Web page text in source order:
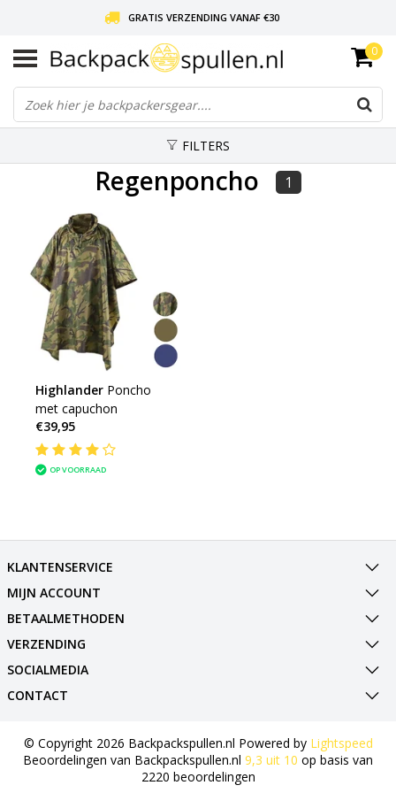
GRATIS VERZENDING VANAF €30
LIEFDE VOOR BACKPACKEN!
30 DAGEN GRATIS RETOUR
0
FILTERS
Regenponcho 1
Highlander Poncho
met capuchon
€39,95
OP VOORRAAD
KLANTENSERVICE
MIJN ACCOUNT
BETAALMETHODEN
VERZENDING
SOCIALMEDIA
CONTACT
© Copyright 2026 Backpackspullen.nl Powered by Lightspeed
Beoordelingen van Backpackspullen.nl 9,3 uit 10 op basis van
2220 beoordelingen